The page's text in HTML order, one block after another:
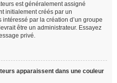
est généralement assigné
initialement créés par un
par la création d’un groupe
être un administrateur. Essayez
privé.
apparaissent dans une couleur